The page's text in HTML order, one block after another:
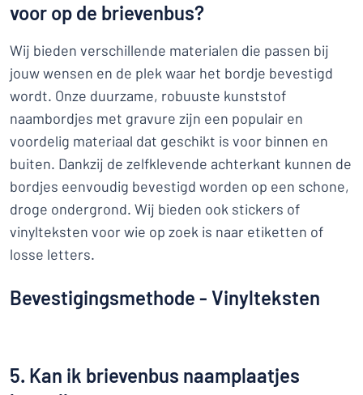
voor op de brievenbus?
Wij bieden verschillende materialen die passen bij
jouw wensen en de plek waar het bordje bevestigd
wordt. Onze duurzame, robuuste kunststof
naambordjes met gravure zijn een populair en
voordelig materiaal dat geschikt is voor binnen en
buiten. Dankzij de zelfklevende achterkant kunnen de
bordjes eenvoudig bevestigd worden op een schone,
droge ondergrond. Wij bieden ook stickers of
vinylteksten voor wie op zoek is naar etiketten of
losse letters.
Bevestigingsmethode - Vinylteksten
5. Kan ik brievenbus naamplaatjes